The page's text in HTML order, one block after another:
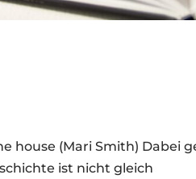
house (Mari Smith) Dabei
ist nicht gleich